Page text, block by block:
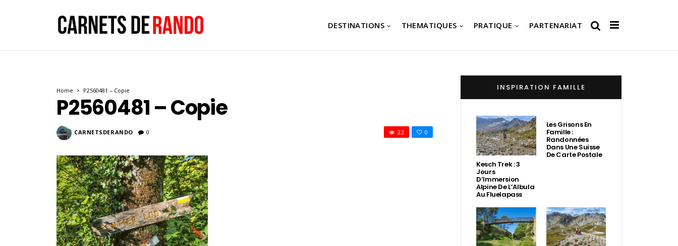
DESTINATIONS THEMATIQUES PRATIQUE PARTENARIAT
Home P2560481 – Copie
P2560481 – Copie
CARNETSDERANDO 0 0
22
INSPIRATION FAMILLE
Kesch Trek : 3
Jours
D’Immersion
Alpine De L’Albula
Au Fluelapass
Les Grisons En
Famille :
Randonnées
Dans Une Suisse
De Carte Postale